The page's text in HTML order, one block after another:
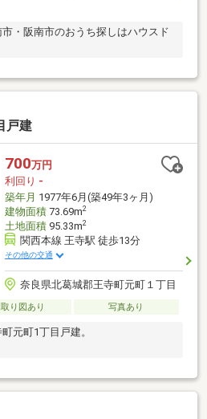
市・阪南市のおうち探しはハウスド
戸建
700万円
利回り -
築年月 1977年6月(築49年3ヶ月)
建物面積73.69m2
土地面積95.33m2
関西本線 王寺駅 徒歩13分
その他の交通
奈良県北葛城郡王寺町元町１丁目
り図あり 写真あり
元町1丁目戸建。